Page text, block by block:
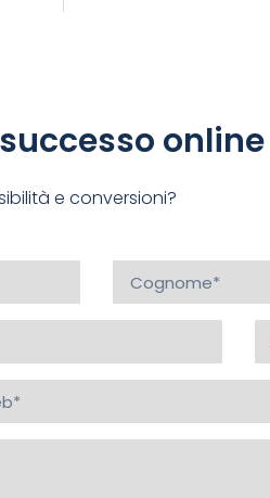
online
e conversioni?